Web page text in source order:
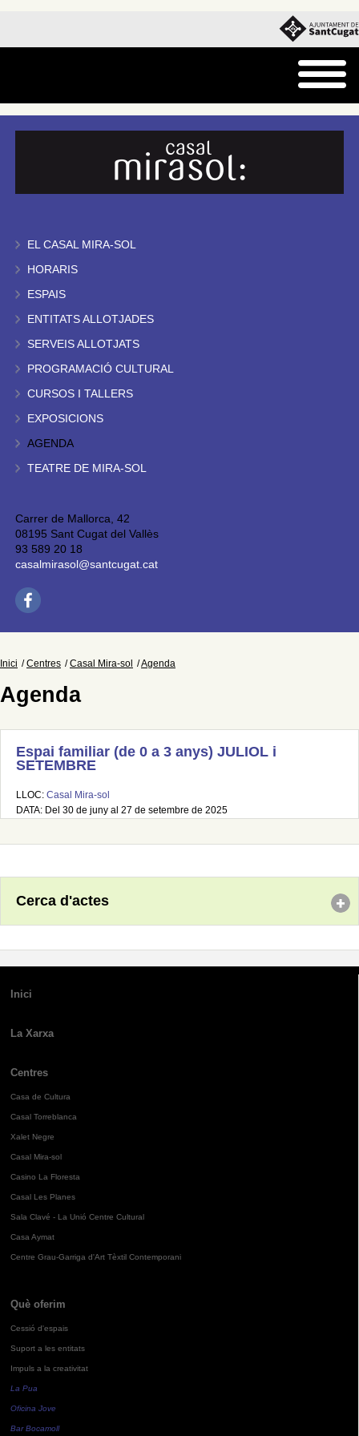
EL CASAL MIRA-SOL
HORARIS
ESPAIS
ENTITATS ALLOTJADES
SERVEIS ALLOTJATS
PROGRAMACIÓ CULTURAL
CURSOS I TALLERS
EXPOSICIONS
AGENDA
TEATRE DE MIRA-SOL
Carrer de Mallorca, 42
08195 Sant Cugat del Vallès
93 589 20 18
casalmirasol@santcugat.cat
Inici Centres Casal Mira-sol Agenda
Agenda
Espai familiar (de 0 a 3 anys) JULIOL i
SETEMBRE
LLOC: Casal Mira-sol
DATA: Del 30 de juny al 27 de setembre de 2025
Cerca d'actes
Inici
La Xarxa
Centres
Casa de Cultura
Casal Torreblanca
Xalet Negre
Casal Mira-sol
Casino La Floresta
Casal Les Planes
Sala Clavé - La Unió Centre Cultural
Casa Aymat
Centre Grau-Garriga d'Art Tèxtil Contemporani
Què oferim
Cessió d'espais
Suport a les entitats
Impuls a la creativitat
La Pua
Oficina Jove
Bar Bocamoll